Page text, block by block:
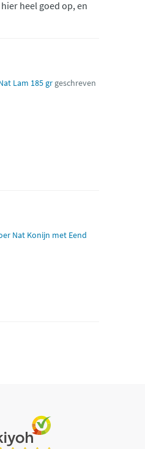
heel goed op, en
Lam 185 gr geschreven
Nat Konijn met Eend